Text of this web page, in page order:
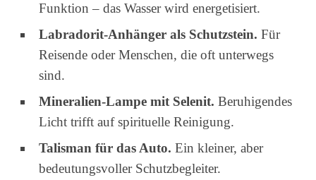
Funktion – das Wasser wird energetisiert.
Labradorit-Anhänger als Schutzstein. Für
Reisende oder Menschen, die oft unterwegs
sind.
Mineralien-Lampe mit Selenit. Beruhigendes
Licht trifft auf spirituelle Reinigung.
Talisman für das Auto. Ein kleiner, aber
bedeutungsvoller Schutzbegleiter.